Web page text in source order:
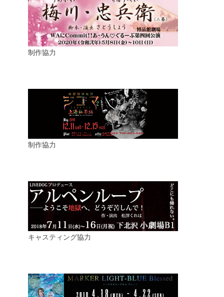
制作協力
制作協力
キャスティング協力